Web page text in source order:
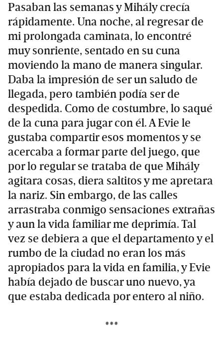
Pasaban las semanas y Mihály crecía
rápidamente. Una noche, al regresar de
mi prolongada caminata, lo encontré
muy sonriente, sentado en su cuna
moviendo la mano de manera singular.
Daba la impresión de ser un saludo de
llegada, pero también podía ser de
despedida. Como de costumbre, lo saqué
de la cuna para jugar con él. A Evie le
gustaba compartir esos momentos y se
acercaba a formar parte del juego, que
por lo regular se trataba de que Mihály
agitara cosas, diera saltitos y me apretara
la nariz. Sin embargo, de las calles
arrastraba conmigo sensaciones extrañas
y aun la vida familiar me deprimía. Tal
vez se debiera a que el departamento y el
rumbo de la ciudad no eran los más
apropiados para la vida en familia, y Evie
había dejado de buscar uno nuevo, ya
que estaba dedicada por entero al niño.
***